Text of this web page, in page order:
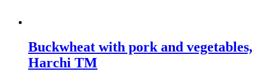
Buckwheat with pork and vegetables,
Harchі TM